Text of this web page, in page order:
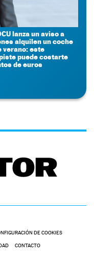
lanza un aviso a
alquilen un coche
verano: este
puede costarte
de euros
DE COOKIES
CONTACTO